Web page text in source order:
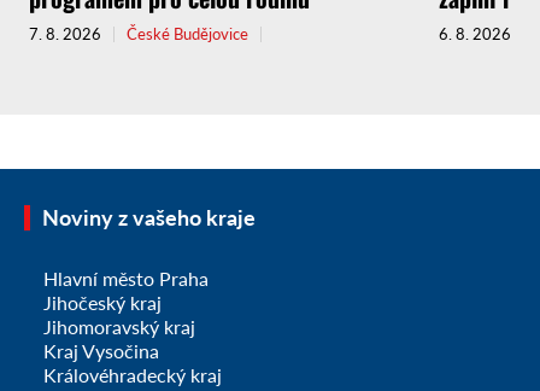
7. 8. 2026 České Budějovice 6. 8. 2026
Noviny z vašeho kraje
Hlavní město Praha
Jihočeský kraj
Jihomoravský kraj
Kraj Vysočina
Královéhradecký kraj